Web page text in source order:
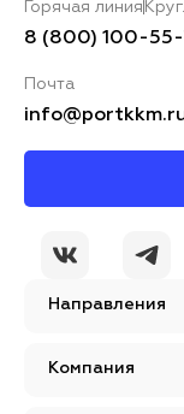
Направления
Компания
Горячая линия
8 (800) 100-
Почта